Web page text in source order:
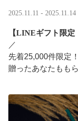
2025.11.11 - 2025.11.14
【LINEギフト限定
／ ​
先着25,000件限定！​
贈ったあなたもも
LINEギフト限定！
贈ると、自分も